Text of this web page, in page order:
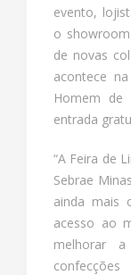
evento,
o
de novas
acontece
Homem de
entrada
“A Feira de
Sebrae
ainda mais
acesso ao
melhorar